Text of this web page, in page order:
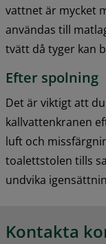
vattnet är mycket
användas till
tvätt då tyger kan
Efter spolning
Det är viktigt att
kallvattenkranen
luft och
toalettstolen tills
undvika
Kontakta